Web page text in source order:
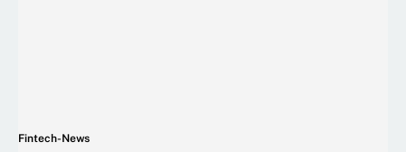
Fintech-News